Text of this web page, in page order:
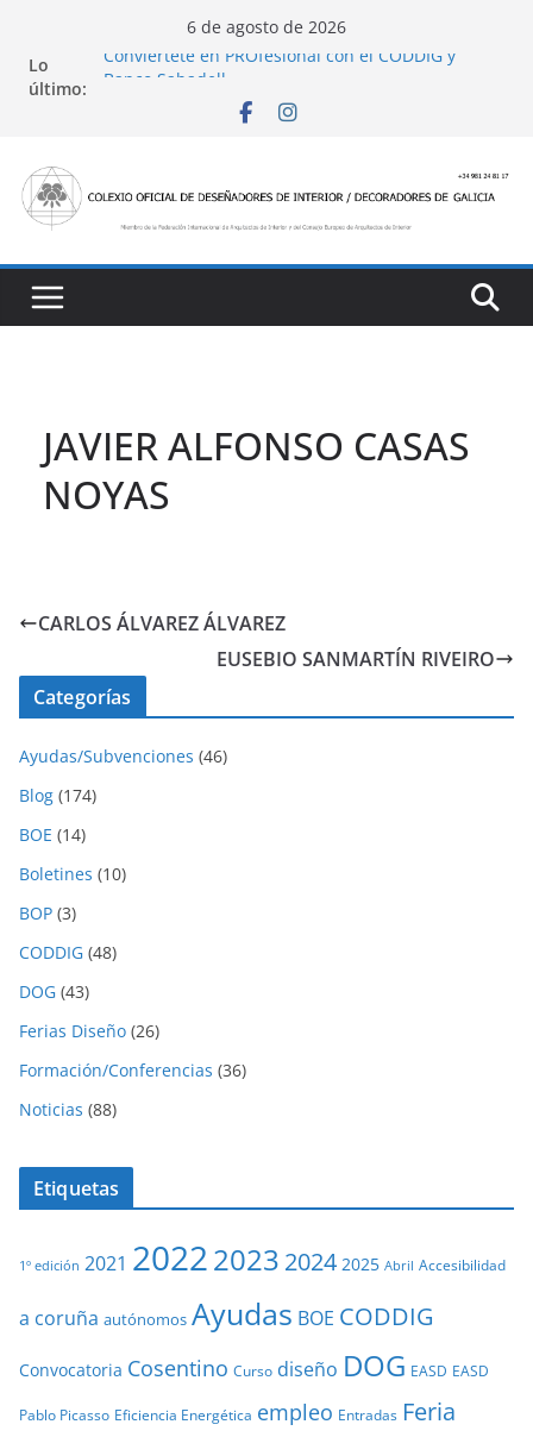
contenido
6 de agosto de 2026
Lo
último:
Conviértete en PROfesional con el CODDIG y
Banco Sabadell
Ayudas para mejoras de establecimientos
turísticos de alojamiento y restauración
San Marcial 2025
JAVIER ALFONSO CASAS
NOYAS
CARLOS ÁLVAREZ ÁLVAREZ
EUSEBIO SANMARTÍN RIVEIRO
Categorías
Ayudas/Subvenciones (46)
Blog (174)
BOE (14)
Boletines (10)
BOP (3)
CODDIG (48)
DOG (43)
Ferias Diseño (26)
Formación/Conferencias (36)
Noticias (88)
Etiquetas
1º edición 2021 20222023 2024 2025 Abril Accesibilidad
a coruña autónomos Ayudas BOE CODDIG
Convocatoria Cosentino Curso diseño DOG EASD EASD
Pablo Picasso Eficiencia Energética empleo Entradas Feria